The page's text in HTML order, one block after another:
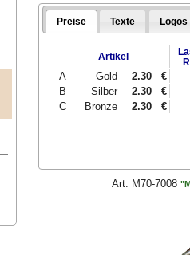
Preise Texte
Artikel
A Gold 2.30 €
B
Silber 2.30 €
C
Bronze 2.30 €
Art: M70-7008